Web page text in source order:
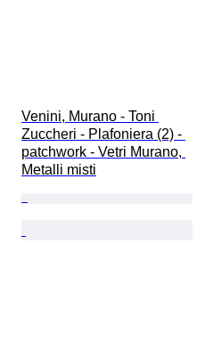
Venini, Murano - Toni
Zuccheri - Plafoniera (2) -
patchwork - Vetri Murano,
Metalli misti